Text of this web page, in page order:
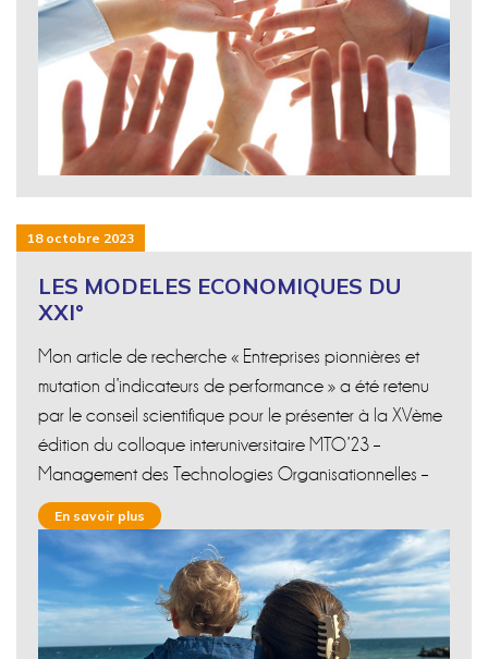
LES MODELES ECONOMIQUES DU
XXI°
18 octobre 2023
Mon article de recherche « Entreprises pionnières et
mutation d’indicateurs de performance » a été retenu
par le conseil scientifique pour le présenter à la XVème
édition du colloque interuniversitaire MTO’23 –
Management des Technologies Organisationnelles –
En savoir plus